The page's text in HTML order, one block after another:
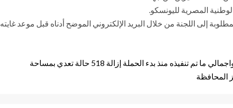
المصرية لليونسكو.
البريد الإلكتروني الموضح أدناه قبل موعد غايته 20 مايو 2021، حتى يتسنى للجنة العلوم الطبيعية والتكنولوجيا البت في الترشيحات
ازالة التعديات على نهر النيل واجمالي ما تم تنفيذه منذ بدء الحملة إزالة 518 حالة تعدي بمساحة